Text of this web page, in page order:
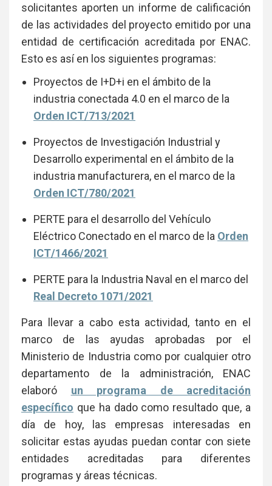
solicitantes aporten un informe de calificación
de las actividades del proyecto emitido por una
entidad de certificación acreditada por ENAC.
Esto es así en los siguientes programas:
Proyectos de I+D+i en el ámbito de la
industria conectada 4.0 en el marco de la
Orden ICT/713/2021
Proyectos de Investigación Industrial y
Desarrollo experimental en el ámbito de la
industria manufacturera, en el marco de la
Orden ICT/780/2021
PERTE para el desarrollo del Vehículo
Eléctrico Conectado en el marco de la Orden
ICT/1466/2021
PERTE para la Industria Naval en el marco del
Real Decreto 1071/2021
Para llevar a cabo esta actividad, tanto en el
marco de las ayudas aprobadas por el
Ministerio de Industria como por cualquier otro
departamento de la administración, ENAC
elaboró un programa de acreditación
específico que ha dado como resultado que, a
día de hoy, las empresas interesadas en
solicitar estas ayudas puedan contar con siete
entidades acreditadas para diferentes
programas y áreas técnicas.